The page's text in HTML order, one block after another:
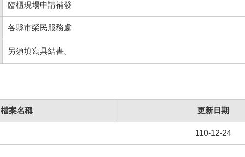
臨櫃現場申請補發
各縣市榮民服務處
另須填寫具結書。
檔案名稱 更新日期
110-12-24